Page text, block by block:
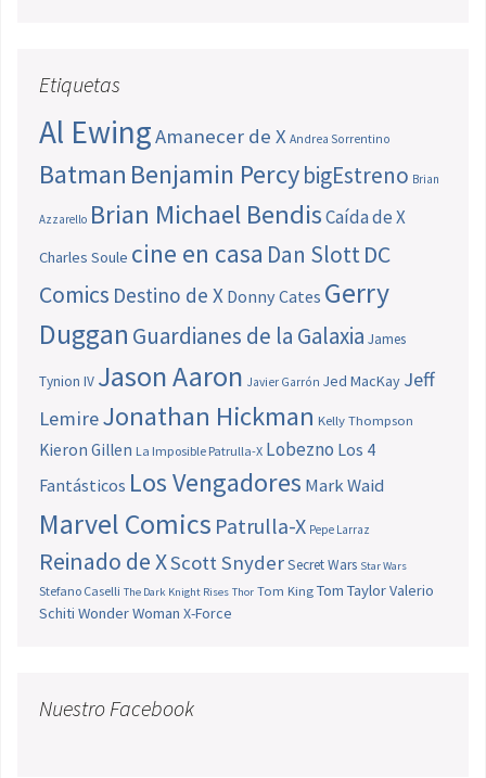
Etiquetas
Al EwingAmanecer de X Andrea Sorrentino
Batman Benjamin PercybigEstreno Brian
Azzarello Brian Michael BendisCaída de X
Charles Soule cine en casa Dan SlottDC
Comics Destino de X Donny Cates Gerry
Duggan Guardianes de la Galaxia James
Tynion IV Jason Aaron Javier Garrón Jed MacKay Jeff
LemireJonathan Hickman Kelly Thompson
Kieron Gillen La Imposible Patrulla-X Lobezno Los 4
Fantásticos Los Vengadores Mark Waid
Marvel Comics Patrulla-X Pepe Larraz
Reinado de XScott SnyderSecret Wars Star Wars
Stefano Caselli The Dark Knight Rises Thor Tom King Tom TaylorValerio
Schiti Wonder Woman X-Force
Nuestro Facebook